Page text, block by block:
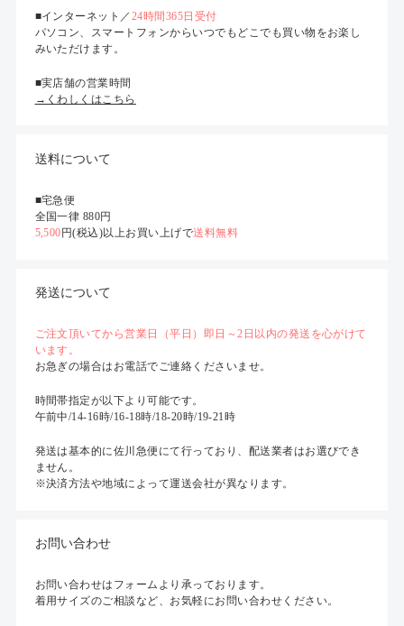
■インターネット／ 24時間365日受付
パソコン、スマートフォンからいつでもどこでも買い物をお楽し
みいただけます。
■実店舗の営業時間
→くわしくはこちら
送料について
■宅急便
全国一律 880円
5,500 円(税込)以上お買い上げで送料無料
発送について
ご注文頂いてから営業日（平日）即日～2日以内の発送を心がけて
います。
お急ぎの場合はお電話でご連絡くださいませ。
時間帯指定が以下より可能です。
午前中/14-16時/16-18時/18-20時/19-21時
発送は基本的に佐川急便にて行っており、配送業者はお選びでき
ません。
※決済方法や地域によって運送会社が異なります。
お問い合わせ
お問い合わせはフォームより承っております。
着用サイズのご相談など、お気軽にお問い合わせください。